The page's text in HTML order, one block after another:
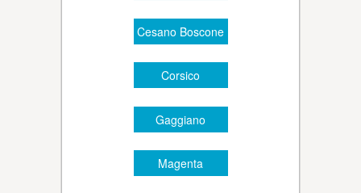
Cesano Boscone
Corsico
Gaggiano
Magenta